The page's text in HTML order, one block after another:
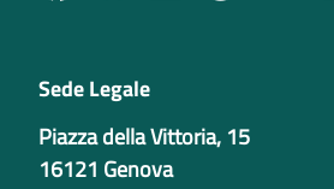
Sede Legale
Piazza della Vittoria, 15
16121 Genova